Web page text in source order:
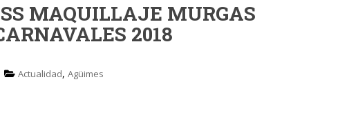
MAQUILLAJE MURGAS
2018
Actualidad, Agüimes